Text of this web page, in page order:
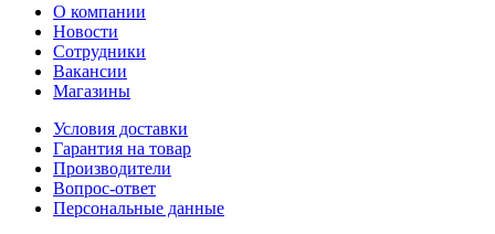
О компании
Новости
Сотрудники
Вакансии
Магазины
Условия доставки
Гарантия на товар
Производители
Вопрос-ответ
Персональные данные